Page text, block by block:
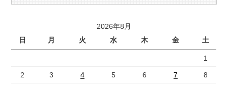
2026年8月
日
月 火 水 木 金 土
1
2 3 4 5 6 7 8